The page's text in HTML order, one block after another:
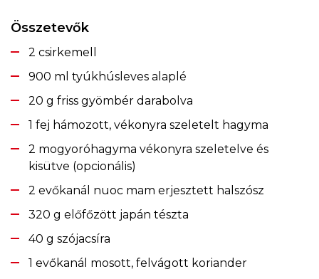
Összetevők
2 csirkemell
900 ml tyúkhúsleves alaplé
20 g friss gyömbér darabolva
1 fej hámozott, vékonyra szeletelt hagyma
2 mogyoróhagyma vékonyra szeletelve és
kisütve (opcionális)
2 evőkanál nuoc mam erjesztett halszósz
320 g előfőzött japán tészta
40 g szójacsíra
1 evőkanál mosott, felvágott koriander